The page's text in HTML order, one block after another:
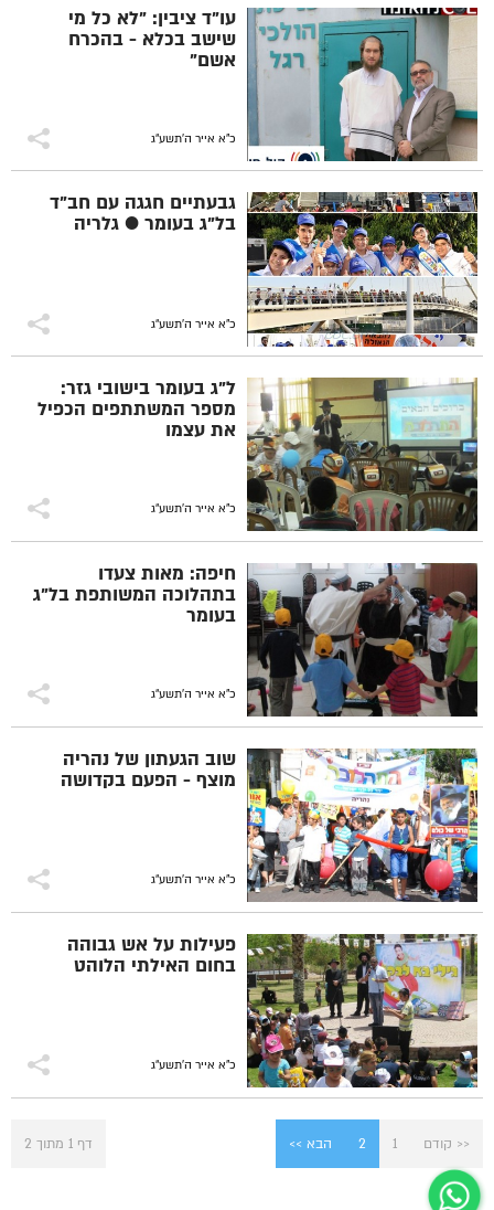
עו"ד ציבין: "לא כל מי
שישב בכלא - בהכרח
אשם"
כ"א אייר ה׳תשע״ג
גבעתיים חגגה עם חב"ד
בל"ג בעומר ● גלריה
כ"א אייר ה׳תשע״ג
ל"ג בעומר בישובי גזר:
מספר המשתתפים הכפיל
את עצמו
כ"א אייר ה׳תשע״ג
חיפה: מאות צעדו
בתהלוכה המשותפת בל"ג
בעומר
כ"א אייר ה׳תשע״ג
שוב הגעתון של נהריה
מוצף - הפעם בקדושה
כ"א אייר ה׳תשע״ג
פעילות על אש גבוהה
בחום האילתי הלוהט
כ"א אייר ה׳תשע״ג
דף 1 מתוך 2 << קודם 1
2 הבא >>